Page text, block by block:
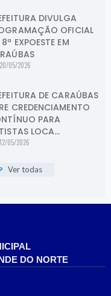
DIVULGA
OFICIAL
EXPOESTE EM
20/05/2026
DE CARAÚBAS
CREDENCIAMENTO
PARA
LOCA...
12/05/2026
Ver todas
DO NORTE